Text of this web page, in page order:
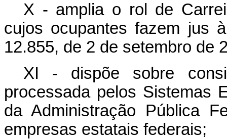
X - amplia o rol de
cujos ocupantes fazem jus
12.855, de 2 de setembro de
XI - dispõe sobre
processada pelos Sistemas
da Administração Pública
empresas estatais federais;